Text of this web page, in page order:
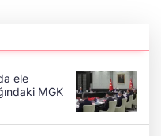
ele
MGK